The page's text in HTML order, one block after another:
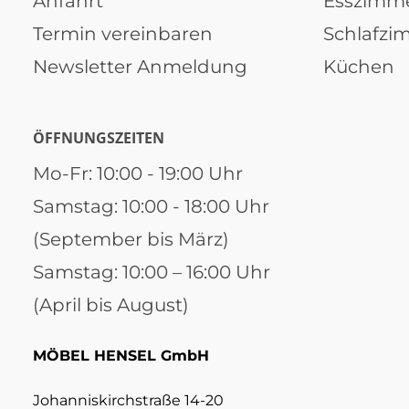
Termin vereinbaren
Newsletter Anmeldung
Küchen
ÖFFNUNGSZEITEN
Mo-Fr: 10:00 - 19:00 Uhr
Samstag: 10:00 - 18:00 Uhr
(September bis März)
Samstag: 10:00 – 16:00 Uhr
(April bis August)
MÖBEL HENSEL GmbH
Johanniskirchstraße 14-20